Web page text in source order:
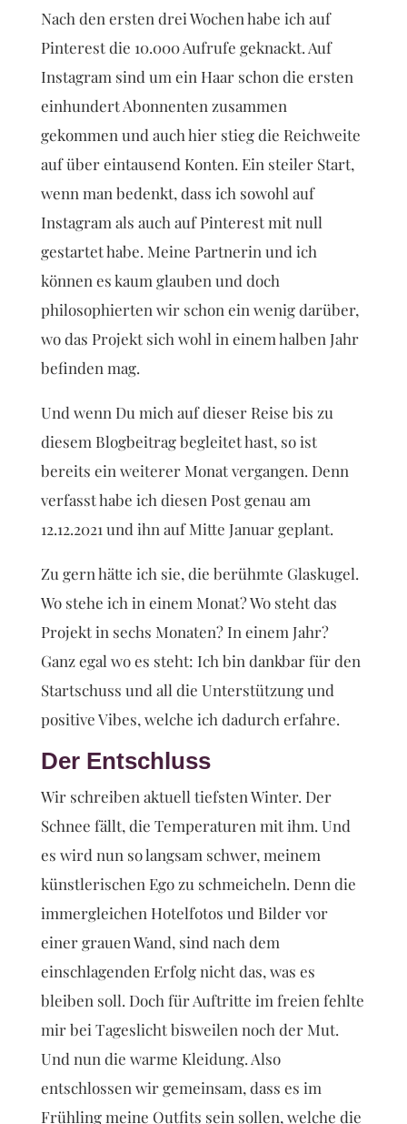
Nach den ersten drei Wochen habe ich auf
Pinterest die 10.000 Aufrufe geknackt. Auf
Instagram sind um ein Haar schon die ersten
einhundert Abonnenten zusammen
gekommen und auch hier stieg die Reichweite
auf über eintausend Konten. Ein steiler Start,
wenn man bedenkt, dass ich sowohl auf
Instagram als auch auf Pinterest mit null
gestartet habe. Meine Partnerin und ich
können es kaum glauben und doch
philosophierten wir schon ein wenig darüber,
wo das Projekt sich wohl in einem halben Jahr
befinden mag.
Und wenn Du mich auf dieser Reise bis zu
diesem Blogbeitrag begleitet hast, so ist
bereits ein weiterer Monat vergangen. Denn
verfasst habe ich diesen Post genau am
12.12.2021 und ihn auf Mitte Januar geplant.
Zu gern hätte ich sie, die berühmte Glaskugel.
Wo stehe ich in einem Monat? Wo steht das
Projekt in sechs Monaten? In einem Jahr?
Ganz egal wo es steht: Ich bin dankbar für den
Startschuss und all die Unterstützung und
positive Vibes, welche ich dadurch erfahre.
Der Entschluss
Wir schreiben aktuell tiefsten Winter. Der
Schnee fällt, die Temperaturen mit ihm. Und
es wird nun so langsam schwer, meinem
künstlerischen Ego zu schmeicheln. Denn die
immergleichen Hotelfotos und Bilder vor
einer grauen Wand, sind nach dem
einschlagenden Erfolg nicht das, was es
bleiben soll. Doch für Auftritte im freien fehlte
mir bei Tageslicht bisweilen noch der Mut.
Und nun die warme Kleidung. Also
entschlossen wir gemeinsam, dass es im
Frühling meine Outfits sein sollen, welche die